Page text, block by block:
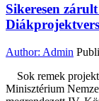
Sikeresen
Author: Admin
Sok remek
Minisztérium